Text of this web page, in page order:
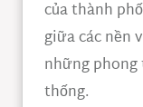
của thành
giữa các nền
những phong
thống.